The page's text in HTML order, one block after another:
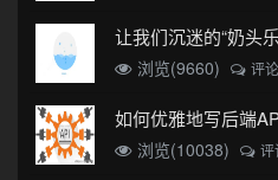
让我们沉迷的“奶头
浏览(9660) 评
如何优雅地写后端
浏览(10038) 评